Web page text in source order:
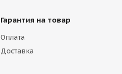
Гарантия на товар
Оплата
Доставка